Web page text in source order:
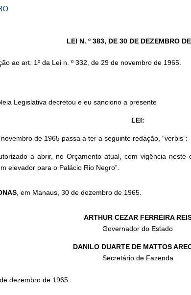
LEI N. º 383, DE 30 DE DEZEMBRO
ao art. 1º da Lei n. º 332, de 29 de novembro de 1965.
Legislativa decretou e eu sanciono a presente
LEI:
de 1965 passa a ter a seguinte redação, “verbis”:
a abrir, no Orçamento atual, com vigência
elevador para o Palácio Rio Negro”.
, em Manaus, 30 de dezembro de 1965.
ARTHUR CEZAR FERREIRA
Governador do Estado
DANILO DUARTE DE MATTOS
Secretário de Fazenda
dezembro de 1965.